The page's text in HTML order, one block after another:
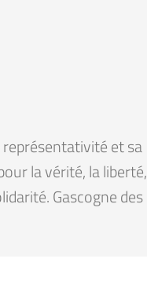
et sa
la vérité, la liberté,
Gascogne des